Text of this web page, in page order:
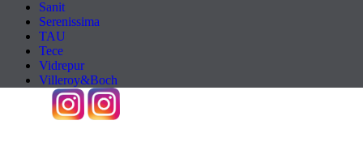
Sanit
Serenissima
TAU
Tece
Vidrepur
Villeroy&Boch